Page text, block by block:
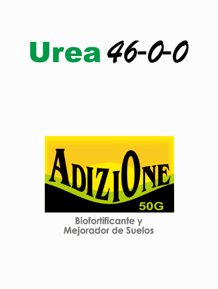
sit amet.
Ver producto
Click edit button to change this text. Lorem ipsum dolor
sit amet.
Ver producto